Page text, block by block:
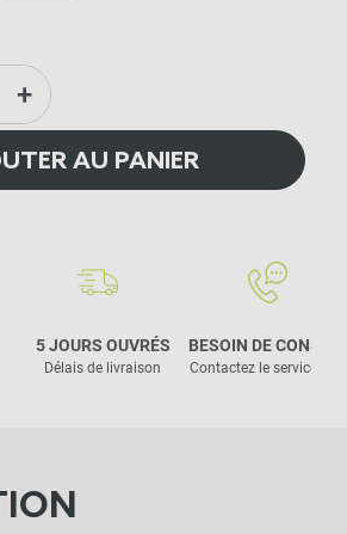
+
AU PANIER
5 JOURS OUVRÉS
Délais de livraison
BESOIN DE CONSEIL
Contactez le service